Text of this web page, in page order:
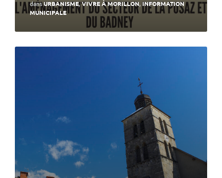
dansURBANISME,VIVRE À MORILLON, INFORMATION
MUNICIPALE
En